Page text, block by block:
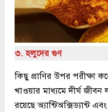
৩. হলুদের গুণ
কিছু প্রাণির উপর পরীক্ষা
খাওয়ার মাধ্যমে দীর্ঘ
রয়েছে অ্যান্টিঅক্সিড্যান্ট